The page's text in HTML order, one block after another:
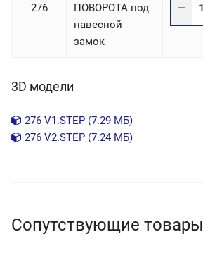
276
ПОВОРОТА под
навесной
замок
3D модели
276 V1.STEP (7.29 МБ)
276 V2.STEP (7.24 МБ)
Сопутствующие товары